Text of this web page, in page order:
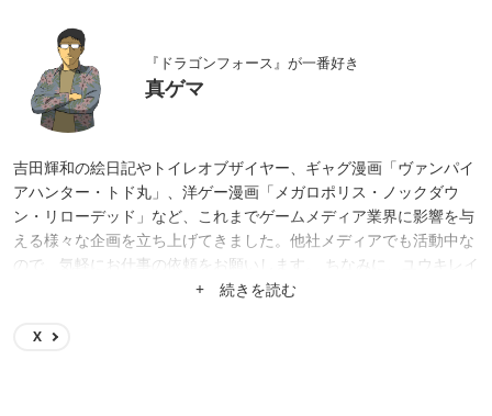
『ドラゴンフォース』が一番好き
真ゲマ
吉田輝和の絵日記やトイレオブザイヤー、ギャグ漫画「ヴァンパイ
アハンター・トド丸」、洋ゲー漫画「メガロポリス・ノックダウ
ン・リローデッド」など、これまでゲームメディア業界に影響を与
える様々な企画を立ち上げてきました。他社メディアでも活動中な
ので、気軽にお仕事の依頼をお願いします。 ちなみに、ユウキレイ
先生が手掛ける4コマ漫画「まほろば小町ハルヒノさん」（まんが
+ 続きを読む
X